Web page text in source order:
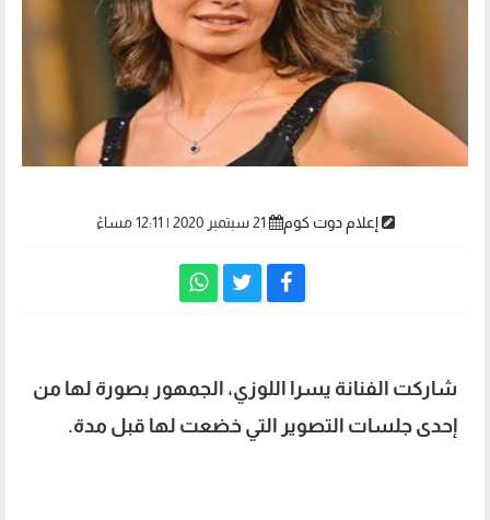
إعلام دوت كوم
شاركت الفنانة يسرا اللوزي، الجمهور بصورة لها من
إحدى جلسات التصوير التي خضعت لها قبل مدة.